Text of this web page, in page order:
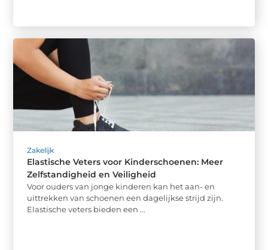
Zakelijk
Elastische Veters voor Kinderschoenen: Meer
Zelfstandigheid en Veiligheid
Voor ouders van jonge kinderen kan het aan- en
uittrekken van schoenen een dagelijkse strijd zijn.
Elastische veters bieden een ...